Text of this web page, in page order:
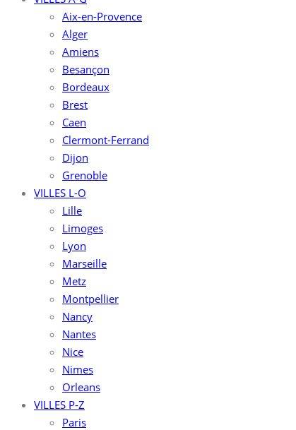
Aix-en-Provence
Alger
Amiens
Besançon
Bordeaux
Brest
Caen
Clermont-Ferrand
Dijon
Grenoble
VILLES L-O
Lille
Limoges
Lyon
Marseille
Metz
Montpellier
Nancy
Nantes
Nice
Nimes
Orleans
VILLES P-Z
Paris